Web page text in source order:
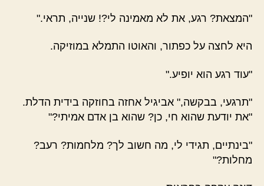
"המצאת? רגע, את לא מאמינה לי?! שנייה, תראי."
היא לחצה על כפתור, והאוטו התמלא במוזיקה.
"עוד רגע הוא יופיע."
"תרגעי, בבקשה," אביגיל אחזה בחוזקה בידית הדלת.
"את יודעת שהוא חי, כן? שהוא בן אדם אמיתי?"
"בינתיים, תגידי לי, מה חשוב לך? מלחמות? רעב?
מחלות?"